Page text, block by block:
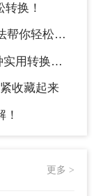
换！
轻松转换!
原文档格式！
收藏起来
更多 >